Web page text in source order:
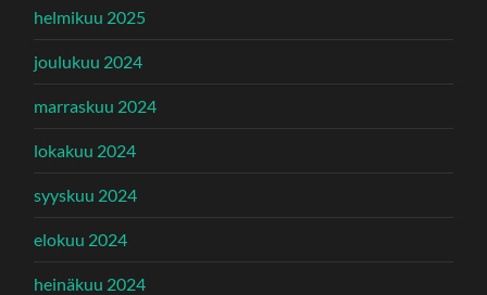
helmikuu 2025
joulukuu 2024
marraskuu 2024
lokakuu 2024
syyskuu 2024
elokuu 2024
heinäkuu 2024